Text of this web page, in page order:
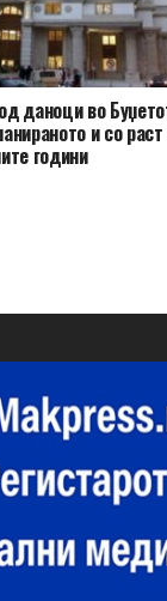
даноци во
и со
години